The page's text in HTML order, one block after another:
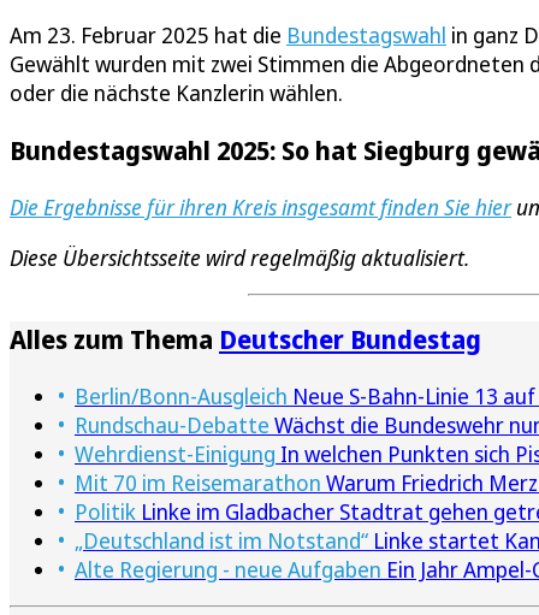
Am 23. Februar 2025 hat die Bundestagswahl in ganz
Gewählt wurden mit zwei Stimmen die Abgeordneten
oder die nächste Kanzlerin wählen.
Bundestagswahl 2025: So hat Siegburg
Die Ergebnisse für ihren Kreis insgesamt finden Sie hier
Diese Übersichtsseite wird regelmäßig aktualisiert.
Alles zum Thema Deutscher Bundestag
Berlin/Bonn-Ausgleich Neue S-Bahn-Linie 13
Rundschau-Debatte Wächst die Bundeswehr
Wehrdienst-Einigung In welchen Punkten sich
Mit 70 im Reisemarathon Warum Friedrich
Politik Linke im Gladbacher Stadtrat gehen
„Deutschland ist im Notstand“ Linke startet
Alte Regierung - neue Aufgaben Ein Jahr